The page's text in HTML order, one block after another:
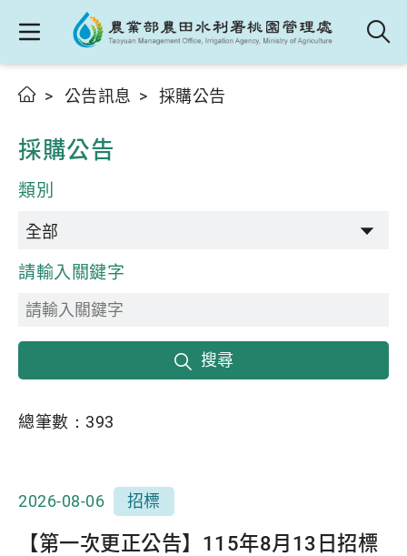
公告訊息 採購公告
採購公告
類別
請輸入關鍵字
搜尋
總筆數： 393
2026-08-06 招標
【第一次更正公告】115年8月13日招標